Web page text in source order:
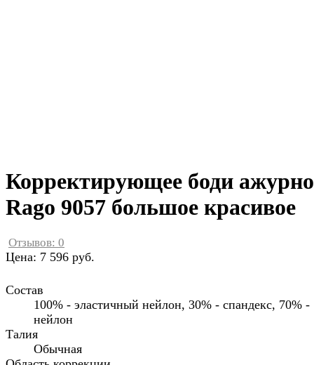
Корректирующее боди
Rago 9057 большое красивое
Отзывов: 0
Цена: 7 596 руб.
Состав
100% - эластичный нейлон, 30% - спандекс, 70% -
нейлон
Талия
Обычная